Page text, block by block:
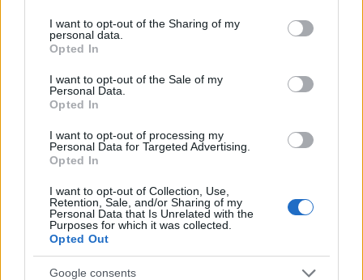
not limited to your visit or usage behaviour. You may click to
grant or deny consent to Google and its third-party tags to
use your data for below specified purposes in below Google
consent section.
I want to opt-out of the Sharing of my
personal data.
Opted In
I want to opt-out of the Sale of my
Personal Data.
Opted In
I want to opt-out of processing my
Personal Data for Targeted Advertising.
Opted In
I want to opt-out of Collection, Use,
Retention, Sale, and/or Sharing of my
Personal Data that Is Unrelated with the
Purposes for which it was collected.
Opted Out
Google consents
Aπάντηση της Σαμπρίνας σε προσβλητικό σχόλιο
στο Tik Tok για το λαιμό της: «Αγενεστάτη
δεσποινίδα...»
Η γνωστή τραγουδίστρια χαρακτήρισε αγενέστατη δεσποινίδα
τη χρήστρια και εξήγησε ότι πάσχει από βρογχοκήλη.